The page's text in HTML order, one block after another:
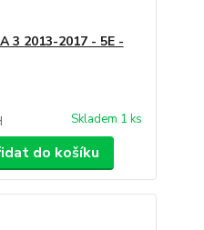
3 2013-2017 - 5E -
Skladem 1 ks
do košíku